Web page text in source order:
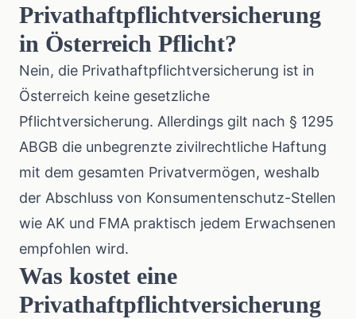
Privathaftpflichtversicherung
in Österreich Pflicht?
Nein, die Privathaftpflichtversicherung ist in
Österreich keine gesetzliche
Pflichtversicherung. Allerdings gilt nach § 1295
ABGB die unbegrenzte zivilrechtliche Haftung
mit dem gesamten Privatvermögen, weshalb
der Abschluss von Konsumentenschutz-Stellen
wie AK und FMA praktisch jedem Erwachsenen
empfohlen wird.
Was kostet eine
Privathaftpflichtversicherung